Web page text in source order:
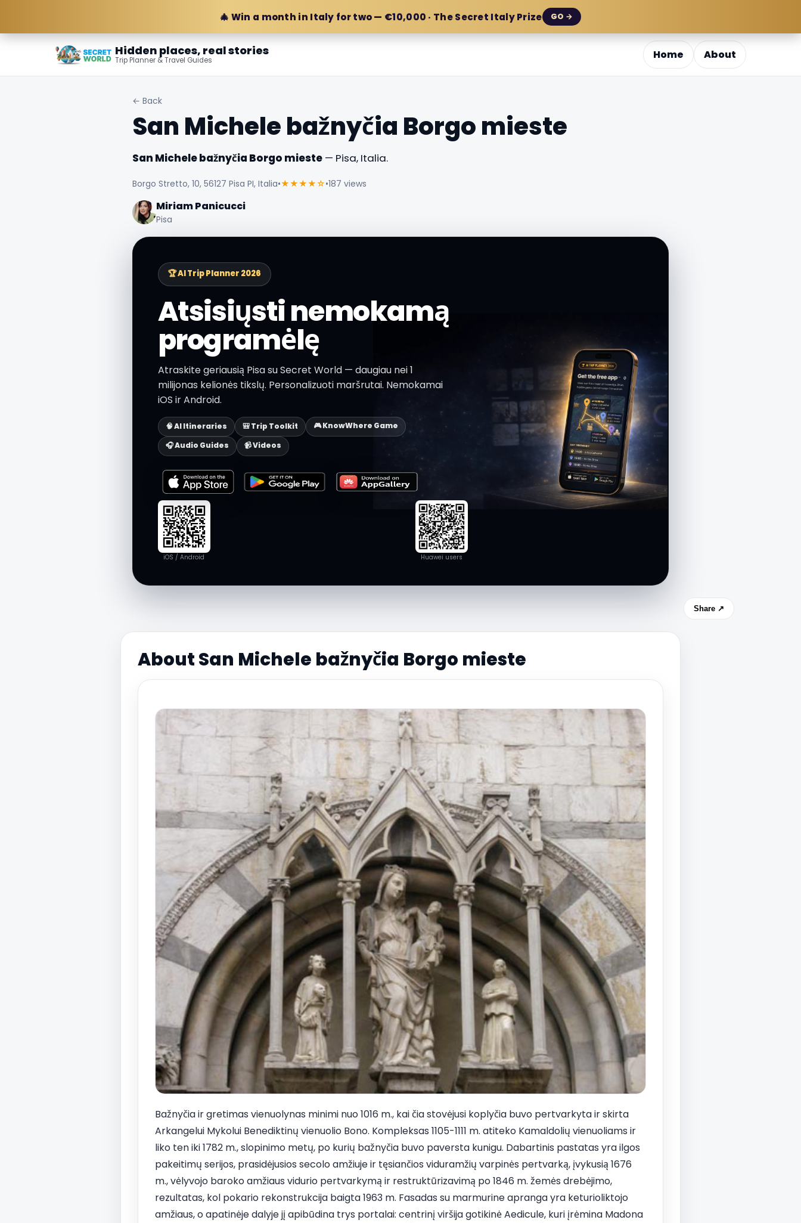
🎄 Win a month in Italy for two — €10,000 · The Secret Italy Prize GO →
Hidden places, real stories
Trip Planner & Travel Guides Home About
← Back
San Michele bažnyčia Borgo mieste
San Michele bažnyčia Borgo mieste— Pisa, Italia.
Borgo Stretto, 10, 56127 Pisa PI, Italia•★★★★☆•187 views
Miriam Panicucci
Pisa
🏆 AI Trip Planner 2026
Atsisiųsti nemokamą
programėlę
Atraskite geriausią Pisa su Secret World — daugiau nei 1
milijonas kelionės tikslų. Personalizuoti maršrutai. Nemokamai
iOS ir Android.
🧠 AI Itineraries 🎒 Trip Toolkit
🎮 KnowWhere Game
🎧 Audio Guides
📹 Videos
iOS / Android Huawei users
Share ↗
About San Michele bažnyčia Borgo mieste
Bažnyčia ir gretimas vienuolynas minimi nuo 1016 m., kai čia stovėjusi koplyčia buvo pertvarkyta ir skirta
Arkangelui Mykolui Benediktinų vienuolio Bono. Kompleksas 1105-1111 m. atiteko Kamaldolių vienuoliams ir
liko ten iki 1782 m., slopinimo metų, po kurių bažnyčia buvo paversta kunigu. Dabartinis pastatas yra ilgos
pakeitimų serijos, prasidėjusios secolo amžiuje ir tęsiančios viduramžių varpinės pertvarką, įvykusią 1676
m., vėlyvojo baroko amžiaus vidurio pertvarkymą ir restruktūrizavimą po 1846 m. žemės drebėjimo,
rezultatas, kol pokario rekonstrukcija baigta 1963 m. Fasadas su marmurine apranga yra keturioliktojo
amžiaus, o apatinėje dalyje jį apibūdina trys portalai: centrinį viršija gotikinė Aedicule, kuri įrėmina Madona